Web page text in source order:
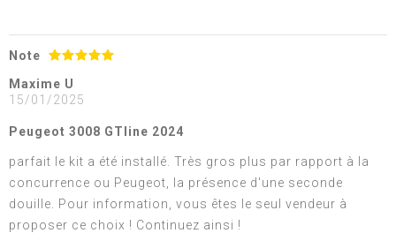
Note
Maxime U
15/01/2025
Peugeot 3008 GTline 2024
parfait le kit a été installé. Très gros plus par rapport à la
concurrence ou Peugeot, la présence d'une seconde
douille. Pour information, vous êtes le seul vendeur à
proposer ce choix ! Continuez ainsi !